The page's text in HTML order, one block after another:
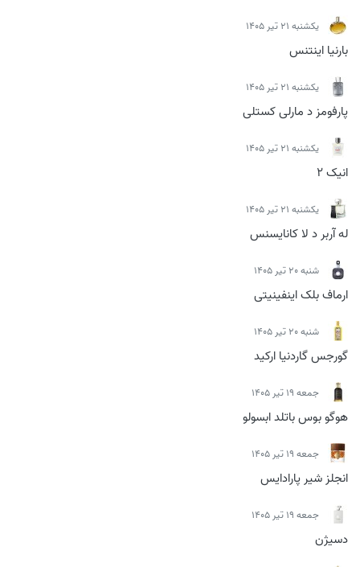
يكشنبه 21 تیر 1405
بارنیا اینتنس
يكشنبه 21 تیر 1405
پارفومز د مارلی کستلی
يكشنبه 21 تیر 1405
انیک 2
يكشنبه 21 تیر 1405
له آربر د لا کانایسنس
شنبه 20 تیر 1405
ارماف بلک اینفینیتی
شنبه 20 تیر 1405
گورجس گاردنیا ارکید
جمعه 19 تیر 1405
هوگو بوس باتلد ابسولو
جمعه 19 تیر 1405
انجلز شیر پارادایس
جمعه 19 تیر 1405
دسیژن